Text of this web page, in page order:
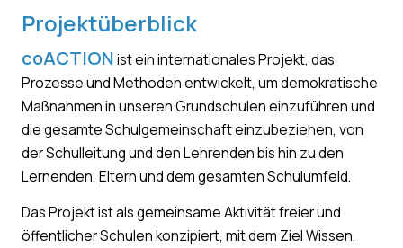
Projektüberblick
coACTIONist ein internationales Projekt, das
Prozesse und Methoden entwickelt, um demokratische
Maßnahmen in unseren Grundschulen einzuführen und
die gesamte Schulgemeinschaft einzubeziehen, von
der Schulleitung und den Lehrenden bis hin zu den
Lernenden, Eltern und dem gesamten Schulumfeld.
Das Projekt ist als gemeinsame Aktivität freier und
öffentlicher Schulen konzipiert, mit dem Ziel Wissen,